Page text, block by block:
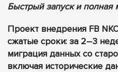
Быстрый запуск и полная
Проект внедрения FB
сжатые сроки: за 2–3
миграция данных со
включая исторические